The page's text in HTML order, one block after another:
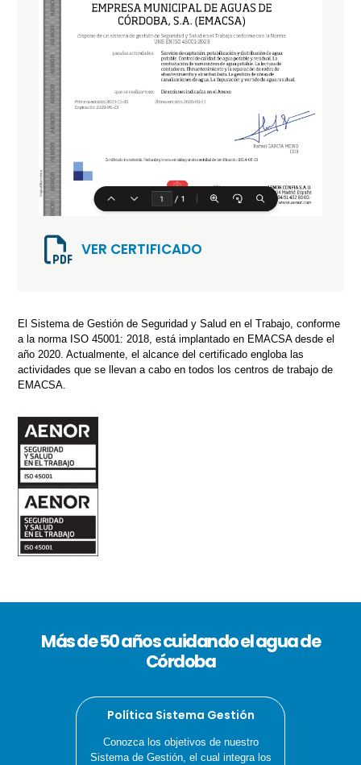
VER CERTIFICADO
El Sistema de Gestión de Seguridad y Salud en el Trabajo, conforme
a la norma ISO 45001: 2018, está implantado en EMACSA desde el
año 2020. Actualmente, el alcance del certificado engloba las
actividades que se llevan a cabo en todos los centros de trabajo de
EMACSA.
Más de 50 años cuidando el agua de
Córdoba
Política Sistema Gestión
Conozca los objetivos de nuestro
Sistema de Gestión, el cual integra los